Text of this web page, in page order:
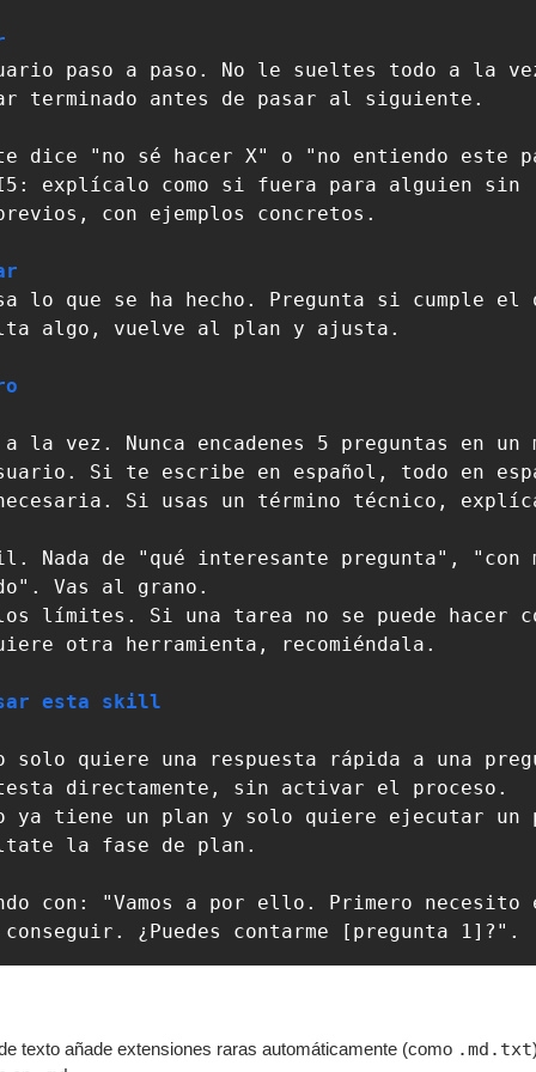
paso a paso. No le sueltes todo a la
terminado antes de pasar al siguiente.
dice "no sé hacer X" o "no entiendo este
explícalo como si fuera para alguien sin
con ejemplos concretos.
lo que se ha hecho. Pregunta si cumple
algo, vuelve al plan y ajusta.
Si usas un término técnico,
de "qué interesante pregunta", "con
límites. Si una tarea no se puede hacer
otra herramienta, recomiéndala.
esta skill
quiere una respuesta rápida a una
tiene un plan y solo quiere ejecutar un
la fase de plan.
con: "Vamos a por ello. Primero
¿Puedes contarme [pregunta 1]?".
texto añade extensiones raras automáticamente (como .md.txt